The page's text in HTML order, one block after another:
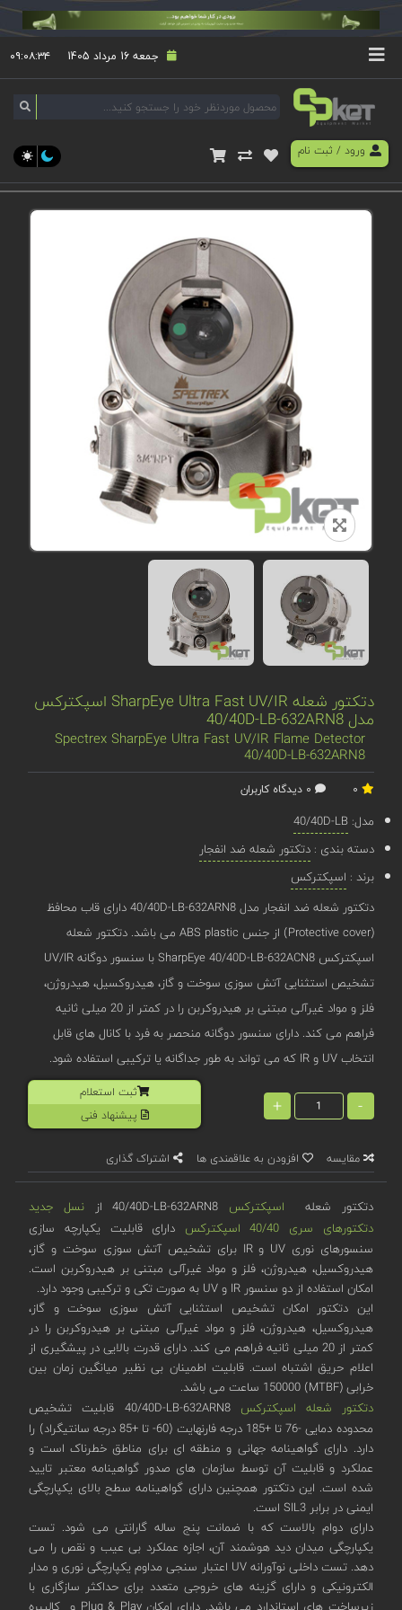
جمعه 16 مرداد 1405 ۰۹:۰۸:۳۴
ورود/ ثبت نام
دتکتور شعله SharpEye Ultra Fast UV/IR اسپکترکس
مدل 40/40D-LB-632ARN8
Spectrex SharpEye Ultra Fast UV/IR Flame Detector
40/40D-LB-632ARN8
مدل:40/40D-LB
دسته بندی :دتکتور شعله ضد انفجار
برند : اسپکترکس
دتکتور شعله ضد انفجار مدل 40/40D-LB-632ARN8 دارای قاب محافظ
(Protective cover) از جنس ABS plastic می باشد. دتکتور شعله
اسپکترکس SharpEye 40/40D-LB-632ACN8 با سنسور دوگانه UV/IR
تشخیص استثنایی آتش سوزی سوخت و گاز، هیدروکسیل، هیدروژن،
فلز و مواد غیرآلی مبتنی بر هیدروکربن را در کمتر از 20 میلی ثانیه
فراهم می کند. دارای سنسور دوگانه منحصر به فرد با کانال های قابل
انتخاب UV و IR که می تواند به طور جداگانه یا ترکیبی استفاده شود.
-
+
ثبت استعلام
پیشنهاد فنی
مقایسه افزودن به علاقمندی ها اشتراک گذاری
دتکتور شعله اسپکترکس
نسل جدید
دتکتورهای سری 40/40 اسپکترکس
دارای قابلیت یکپارچه سازی
سنسورهای نوری UV و IR برای تشخیص آتش سوزی سوخت و گاز،
هیدروکسیل، هیدروژن، فلز و مواد غیرآلی مبتنی بر هیدروکربن است.
امکان استفاده از دو سنسور IR و UV به صورت تکی و ترکیبی وجود دارد.
این دتکتور امکان تشخیص استثنایی آتش سوزی سوخت و گاز،
هیدروکسیل، هیدروژن، فلز و مواد غیرآلی مبتنی بر هیدروکربن را در
کمتر از 20 میلی ثانیه فراهم می کند. دارای قدرت بالایی در پیشگیری از
اعلام حریق اشتباه است. قابلیت اطمینان بی نظیر میانگین زمان بین
خرابی (MTBF) 150000 ساعت می باشد.
دتکتور شعله اسپکترکس
40/40D-LB-632ARN8 قابلیت تشخیص
محدوده دمایی -76 تا +185 درجه فارنهایت (60- تا +85 درجه سانتیگراد) را
دارد. دارای گواهینامه جهانی و منطقه ای برای مناطق خطرناک است و
عملکرد و قابلیت آن توسط سازمان های صدور گواهینامه معتبر تایید
شده است. این دتکتور همچنین دارای گواهینامه سطح بالای یکپارچگی
ایمنی در برابر SIL3 است.
دارای دوام بالاست که با ضمانت پنج ساله گارانتی می شود. تست
یکپارچگی میدان دید هوشمند آن، اجازه عملکرد بی عیب و نقص را می
دهد. تست داخلی نوآورانه UV اعتبار سنجی مداوم یکپارچگی نوری و مدار
الکترونیکی و دارای گزینه های خروجی متعدد برای حداکثر سازگاری با